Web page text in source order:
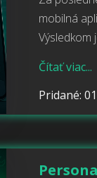
mobilná
Výsledkom
Čítať viac...
Pridané: